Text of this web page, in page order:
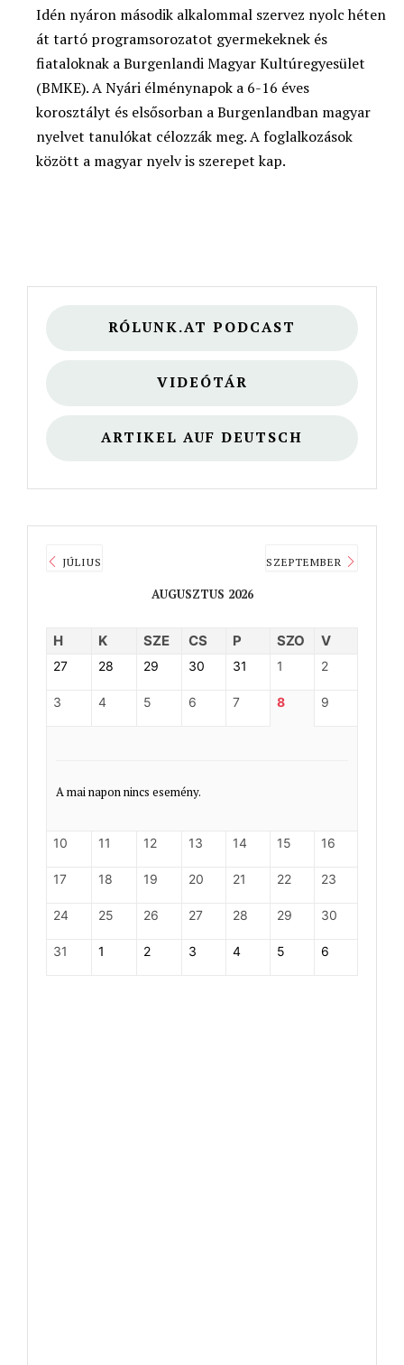
Idén nyáron második alkalommal szervez nyolc héten
át tartó programsorozatot gyermekeknek és
fiataloknak a Burgenlandi Magyar Kultúregyesület
(BMKE). A Nyári élménynapok a 6-16 éves
korosztályt és elsősorban a Burgenlandban magyar
nyelvet tanulókat célozzák meg. A foglalkozások
között a magyar nyelv is szerepet kap.
RÓLUNK.AT PODCAST
VIDEÓTÁR
ARTIKEL AUF DEUTSCH
JÚLIUS
AUGUSZTUS 2026
SZEPTEMBER
H K SZE CS P SZO V
27 28 29 30 31 1 2
3 4 5 6 7 8 9
A mai napon nincs esemény.
10 11 12 13 14 15 16
17 18 19 20 21 22 23
24 25 26 27 28 29 30
31 1 2 3 4 5 6